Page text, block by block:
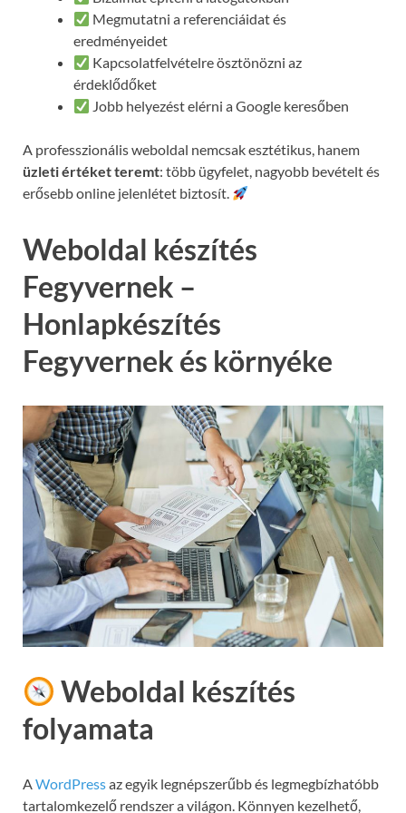
Megmutatni a referenciáidat és
eredményeidet
Kapcsolatfelvételre ösztönözni az
érdeklődőket
Jobb helyezést elérni a Google keresőben
A professzionális weboldal nemcsak esztétikus, hanem
üzleti értéket teremt: több ügyfelet, nagyobb bevételt és
erősebb online jelenlétet biztosít.
Weboldal készítés
Fegyvernek –
Honlapkészítés
Fegyvernek és környéke
Weboldal készítés
folyamata
AWordPressaz egyik legnépszerűbb és legmegbízhatóbb
tartalomkezelő rendszer a világon. Könnyen kezelhető,